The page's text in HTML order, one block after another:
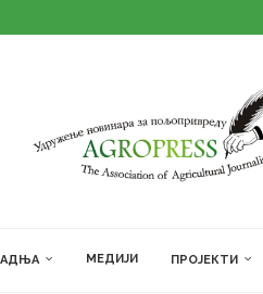
МЕДИЈИ ПРОЈЕКТИ